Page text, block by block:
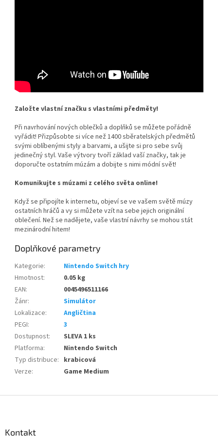
Založte vlastní značku s vlastními předměty!
Při navrhování nových oblečků a doplňků se můžete pořádně
vyřádit! Přizpůsobte si více než 1400 sběratelských předmětů
svými oblíbenými styly a barvami, a ušijte si pro sebe svůj
jedinečný styl. Vaše výtvory tvoří základ vaší značky, tak je
doporučte ostatním múzám a dobijte s nimi módní svět!
Komunikujte s múzami z celého světa online!
Když se připojíte k internetu, objeví se ve vašem světě múzy
ostatních hráčů a vy si můžete vzít na sebe jejich originální
oblečení. Než se nadějete, vaše vlastní návrhy se mohou stát
mezinárodní hitem!
Doplňkové parametry
Kategorie:
Nintendo Switch hry
Hmotnost:
0.05 kg
EAN:
0045496511166
Žánr:
Simulátor
Lokalizace:
Angličtina
PEGI:
3
Dostupnost:
SLEVA 1 ks
Platforma:
Nintendo Switch
Typ distribuce: krabicová
Verze: Game Medium
Kontakt